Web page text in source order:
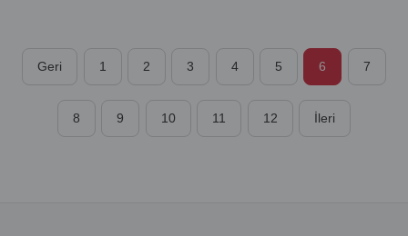
Geri 1 2 3 4 5 6 7
8 9 10 11 12 İleri